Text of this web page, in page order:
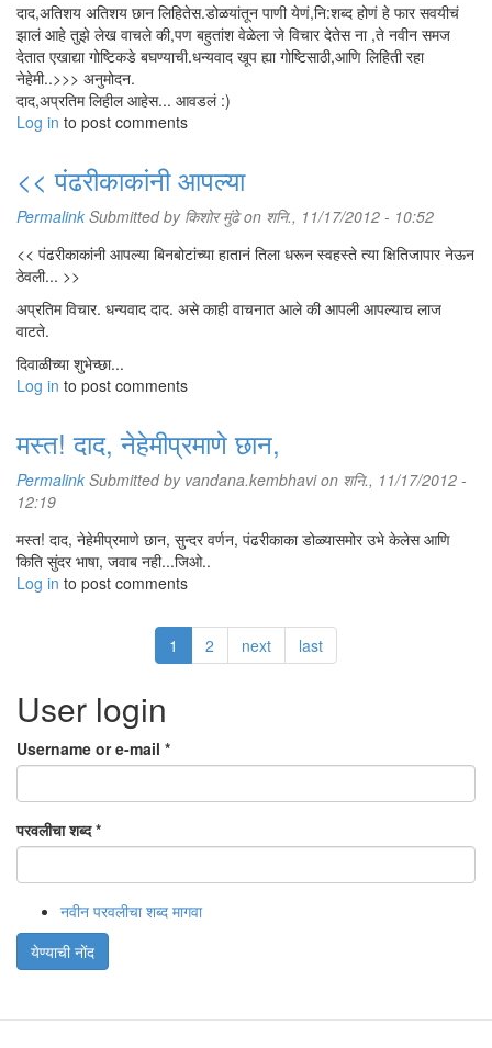
दाद,अतिशय अतिशय छान लिहितेस.डोळयांतून पाणी येणं,नि:शब्द होणं हे फार सवयीचं
झालं आहे तुझे लेख वाचले की,पण बहुतांश वेळेला जे विचार देतेस ना ,ते नवीन समज
देतात एखाद्या गोष्टिकडे बघण्याची.धन्यवाद खूप ह्या गोष्टिसाठी,आणि लिहिती रहा
नेहेमी..>>> अनुमोदन.
दाद,अप्रतिम लिहील आहेस... आवडलं :)
Log in to post comments
<< पंढरीकाकांनी आपल्या
Permalink Submitted by किशोर मुंढेon शनि., 11/17/2012 - 10:52
<< पंढरीकाकांनी आपल्या बिनबोटांच्या हातानं तिला धरून स्वहस्ते त्या क्षितिजापार नेऊन
ठेवली... >>
अप्रतिम विचार. धन्यवाद दाद. असे काही वाचनात आले की आपली आपल्याच लाज
वाटते.
दिवाळीच्या शुभेच्छा...
Log in to post comments
मस्त! दाद, नेहेमीप्रमाणे छान,
Permalink Submitted by vandana.kembhavion शनि., 11/17/2012 -
12:19
मस्त! दाद, नेहेमीप्रमाणे छान, सुन्दर वर्णन, पंढरीकाका डोळ्यासमोर उभे केलेस आणि
किति सुंदर भाषा, जवाब नही...जिओ..
Log in to post comments
1 2 next last
User login
Username or e-mail *
परवलीचा शब्द*
नवीन परवलीचा शब्द मागवा
येण्याची नोंद